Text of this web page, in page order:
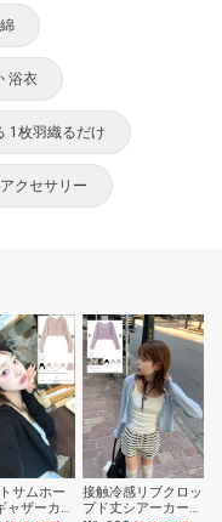
浴衣
1枚羽織るだけ
クセサリー
サムホー
ャザーカー
接触冷感リブクロッ
プド丈シアーカーデ